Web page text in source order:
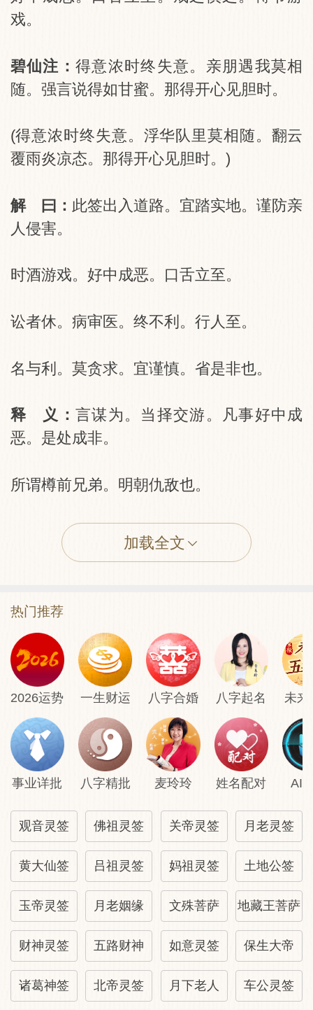
戏。
碧仙注： 得意浓时终失意。亲朋遇我莫相
随。强言说得如甘蜜。那得开心见胆时。
(得意浓时终失意。浮华队里莫相随。翻云
覆雨炎凉态。那得开心见胆时。)
解 曰： 此签出入道路。宜踏实地。谨防亲
人侵害。
时酒游戏。好中成恶。口舌立至。
讼者休。病审医。终不利。行人至。
名与利。莫贪求。宜谨慎。省是非也。
释 义： 言谋为。当择交游。凡事好中成
恶。是处成非。
所谓樽前兄弟。明朝仇敌也。
若占名利。得此只宜安守。不可强求。
悔。
占孕生男。主有产难。慎之慎之。
占 验：楚中一士人。远至晋地。干谒显
宦。占得此签后。果与公子笑言相席。谑前
哄闹。其人忽悟签语。次早不辞而归。怨者
欲害之而不得。其验如此。
故 事
孙庞斗智
齐。孙膑。魏。庞涓。其初同事鬼谷子。
涓之才学弗如膑。尝与斗智输之。涓忌其
能。致结成仇。
加载全文
热门推荐
2026运势 一生财运 八字合婚 八字起名 未来
事业详批 八字精批 麦玲玲 姓名配对 AI
观音灵签 佛祖灵签 关帝灵签 月老灵签
黄大仙签 吕祖灵签 妈祖灵签 土地公签
玉帝灵签 月老姻缘 文殊菩萨 地藏王菩萨
财神灵签 五路财神 如意灵签 保生大帝
诸葛神签 北帝灵签 月下老人 车公灵签